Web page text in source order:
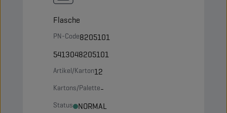
Flasche
PN-Code8205101
5413048205101
Artikel/Karton12
Kartons/Palette-
Status NORMAL